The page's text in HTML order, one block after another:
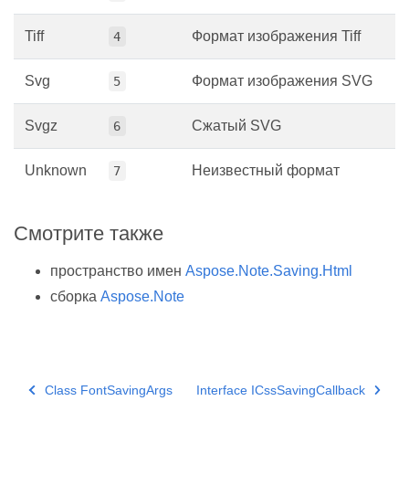
Tiff 4 Формат изображения Tiff
Svg 5 Формат изображения SVG
Svgz 6 Сжатый SVG
Unknown 7 Неизвестный формат
Смотрите также
пространство имен Aspose.Note.Saving.Html
сборка Aspose.Note
Class FontSavingArgs Interface ICssSavingCallback